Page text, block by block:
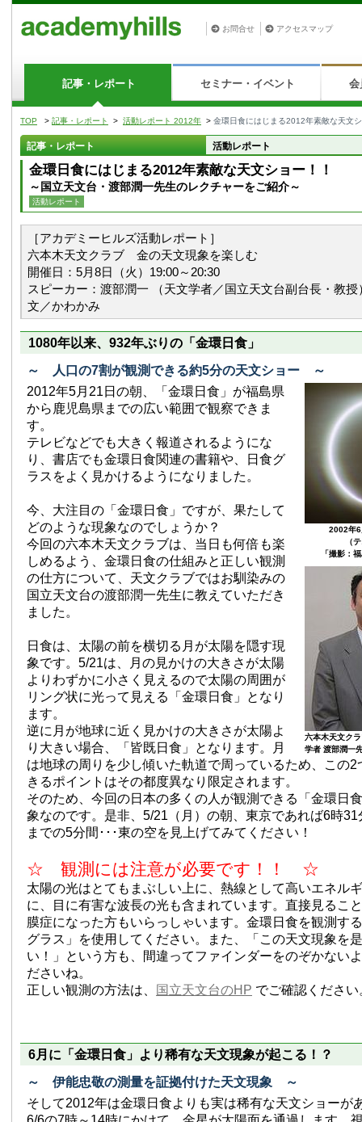
お問合せ アクセスマップ
記事・レポート セミナー・イベント 会
TOP > 記事・レポート > 活動レポート 2012年 > 金環日食にはじまる2012年素敵な天文
記事・レポート 活動レポート
金環日食にはじまる2012年素敵な天文ショー！！
～国立天文台・渡部潤一先生のレクチャーをご紹介～
活動レポート
［アカデミーヒルズ活動レポート］
六本木天文クラブ 金の天文現象を楽しむ
開催日：5月8日（火）19:00～20:30
スピーカー：渡部潤一 （天文学者／国立天文台副台長・教授
文／かわかみ
1080年以来、932年ぶりの「金環日食」
～ 人口の7割が観測できる約5分の天文ショー ～
2002年6月
（テニ
「撮影：福
六本木天文ク
学者 渡部潤一
2012年5月21日の朝、「金環日食」が福島県
から鹿児島県までの広い範囲で観察できま
す。
テレビなどでも大きく報道されるようにな
り、書店でも金環日食関連の書籍や、日食グ
ラスをよく見かけるようになりました。
今、大注目の「金環日食」ですが、果たして
どのような現象なのでしょうか？
今回の六本木天文クラブは、当日も何倍も楽
しめるよう、金環日食の仕組みと正しい観測
の仕方について、天文クラブではお馴染みの
国立天文台の渡部潤一先生に教えていただき
ました。
日食は、太陽の前を横切る月が太陽を隠す現
象です。5/21は、月の見かけの大きさが太陽
よりわずかに小さく見えるので太陽の周囲が
リング状に光って見える「金環日食」となり
ます。
逆に月が地球に近く見かけの大きさが太陽よ
り大きい場合、「皆既日食」となります。月
は地球の周りを少し傾いた軌道で周っているため、この2
きるポイントはその都度異なり限定されます。
そのため、今回の日本の多くの人が観測できる「金環日
象なのです。是非、5/21（月）の朝、東京であれば6時
までの5分間･･･東の空を見上げてみてください！
☆ 観測には注意が必要です！！ ☆
太陽の光はとてもまぶしい上に、熱線として高いエネル
に、目に有害な波長の光も含まれています。直接見るこ
膜症になった方もいらっしゃいます。金環日食を観測す
グラス」を使用してください。また、「この天文現象を
い！」という方も、間違ってファインダーをのぞかない
ださいね。
正しい観測の方法は、
国立天文台のHP でご確認ください
6月に「金環日食」より稀有な天文現象が起こる！？
～ 伊能忠敬の測量を証拠付けた天文現象 ～
そして2012年は金環日食よりも実は稀有な天文ショーが